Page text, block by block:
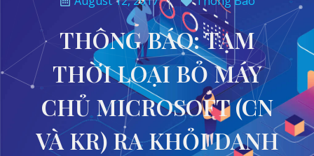
THÔNG BÁO: TẠM
THỜI LOẠI BỎ MÁY
CHỦ MICROSOFT (CN
VÀ KR) RA KHỎI DANH